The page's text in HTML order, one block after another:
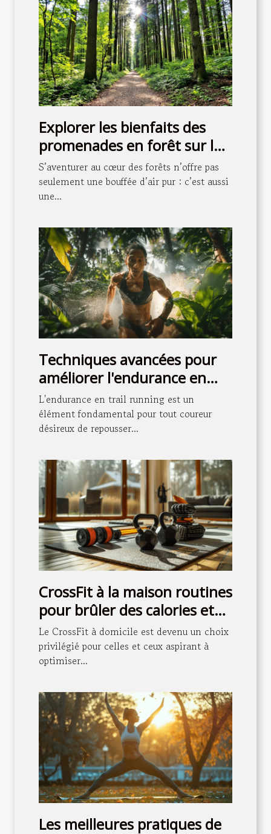
Explorer les bienfaits des
promenades en forêt sur la
santé mentale
S’aventurer au cœur des forêts n’offre pas
seulement une bouffée d’air pur : c’est aussi
une...
Techniques avancées pour
améliorer l'endurance en
trail running
L'endurance en trail running est un
élément fondamental pour tout coureur
désireux de repousser...
CrossFit à la maison routines
pour brûler des calories et
renforcer les muscles
Le CrossFit à domicile est devenu un choix
privilégié pour celles et ceux aspirant à
optimiser...
Les meilleures pratiques de